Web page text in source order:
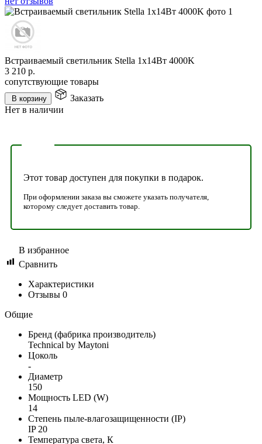
Встраиваемый светильник Stella 1x14Вт 4000K
3 210 р.
сопутствующие товары
В корзину
Заказать
Нет в наличии
Этот товар доступен для покупки в подарок.
При оформлении заказа вы сможете указать получателя,
которому следует доставить товар.
В избранное
Сравнить
Характеристики
Отзывы 0
Общие
Бренд (фабрика производитель)
Technical by Maytoni
Цоколь
-
Диаметр
150
Мощность LED (W)
14
Степень пыле-влагозащищенности (IP)
IP 20
Температура света, К